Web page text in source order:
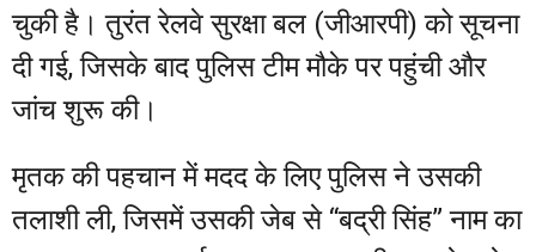
चुकी है। तुरंत रेलवे सुरक्षा बल (जीआरपी) को सूचना
दी गई, जिसके बाद पुलिस टीम मौके पर पहुंची और
जांच शुरू की।
मृतक की पहचान में मदद के लिए पुलिस ने उसकी
तलाशी ली, जिसमें उसकी जेब से “बद्री सिंह” नाम का